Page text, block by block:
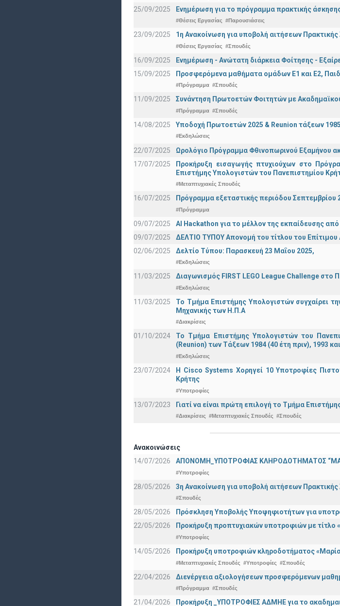
25/09/2025
Ενημέρωση για το πρόγραμμα πρακτικής
#Θέσεις Εργασίας #Παρουσιάσεις
23/09/2025 1η Ανακοίνωση για υποβολή αιτήσεων
#Θέσεις Εργασίας #Σπουδές
16/09/2025
Ενημέρωση - Ανώτατη διάρκεια Φοίτησης -
15/09/2025
Προσφερόμενα μαθήματα ομάδων Ε1 και Ε2,
#Πρόγραμμα #Σπουδές
11/09/2025 Συνάντηση Πρωτοετών Φοιτητών με
#Πρόγραμμα #Σπουδές
14/08/2025 Υποδοχή Πρωτοετών 2025 & Reunion τάξεων
#Εκδηλώσεις
22/07/2025
Ωρολόγιο Πρόγραμμα Φθινοπωρινού Εξαμήνου
17/07/2025
Προκήρυξη εισαγωγής πτυχιούχων στo
Eπιστήμης Υπολογιστών του Πανεπιστημίου
#Μεταπτυχιακές Σπουδές
16/07/2025 Πρόγραμμα εξεταστικής περιόδου Σεπτεμβρίου
#Πρόγραμμα
09/07/2025
AI Hackathon για το μέλλον της εκπαίδευσης
09/07/2025
ΔΕΛΤΙΟ ΤΥΠΟΥ Απονομή του τίτλου του
02/06/2025
Δελτίο Τύπου: Παρασκευή 23 Μαΐου 2025,
#Εκδηλώσεις
11/03/2025 Διαγωνισμός FIRST LEGO League Challenge στο
#Εκδηλώσεις
11/03/2025
Το Τμήμα Επιστήμης Υπολογιστών συγχαίρει
Μηχανικής των Η.Π.Α
#Διακρίσεις
01/10/2024
Το Τμήμα Επιστήμης Υπολογιστών του
(Reunion) των Τάξεων 1984 (40 έτη πριν), 1993
#Εκδηλώσεις
23/07/2024
Η Cisco Systems Χορηγεί 10 Υποτροφίες
Κρήτης
#Υποτροφίες
13/07/2023 Γιατί να είναι πρώτη επιλογή το Τμήμα
#Διακρίσεις #Μεταπτυχιακές Σπουδές #Σπουδές
Ανακοινώσεις
14/07/2026
ΑΠΟΝΟΜΗ_ΥΠΟΤΡΟΦΙΑΣ ΚΛΗΡΟΔΟΤΗΜΑΤΟΣ
#Υποτροφίες
28/05/2026 3η Ανακοίνωση για υποβολή αιτήσεων
#Σπουδές
28/05/2026
Πρόσκληση Υποβολής Υποψηφιοτήτων για
22/05/2026
Προκήρυξη προπτυχιακών υποτροφιών με
#Υποτροφίες
14/05/2026 Προκήρυξη υποτροφιών κληροδοτήματος
#Μεταπτυχιακές Σπουδές #Υποτροφίες #Σπουδές
22/04/2026 Διενέργεια αξιολογήσεων προσφερόμενων
#Πρόγραμμα #Σπουδές
21/04/2026 Προκήρυξη _ΥΠΟΤΡΟΦΙΕΣ ΑΔΜΗΕ για το